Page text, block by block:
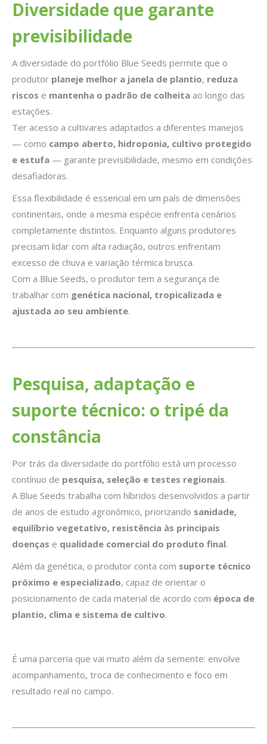
Diversidade que garante
previsibilidade
A diversidade do portfólio Blue Seeds permite que o
produtor planeje melhor a janela de plantio, reduza
riscos e mantenha o padrão de colheita ao longo das
estações.
Ter acesso a cultivares adaptados a diferentes manejos
— como campo aberto, hidroponia, cultivo protegido
e estufa — garante previsibilidade, mesmo em condições
desafiadoras.
Essa flexibilidade é essencial em um país de dimensões
continentais, onde a mesma espécie enfrenta cenários
completamente distintos. Enquanto alguns produtores
precisam lidar com alta radiação, outros enfrentam
excesso de chuva e variação térmica brusca.
Com a Blue Seeds, o produtor tem a segurança de
trabalhar com genética nacional, tropicalizada e
ajustada ao seu ambiente.
Pesquisa, adaptação e
suporte técnico: o tripé da
constância
Por trás da diversidade do portfólio está um processo
contínuo de pesquisa, seleção e testes regionais.
A Blue Seeds trabalha com híbridos desenvolvidos a partir
de anos de estudo agronômico, priorizando sanidade,
equilíbrio vegetativo, resistência às principais
doenças e qualidade comercial do produto final.
Além da genética, o produtor conta com suporte técnico
próximo e especializado, capaz de orientar o
posicionamento de cada material de acordo com época de
plantio, clima e sistema de cultivo.
É uma parceria que vai muito além da semente: envolve
acompanhamento, troca de conhecimento e foco em
resultado real no campo.